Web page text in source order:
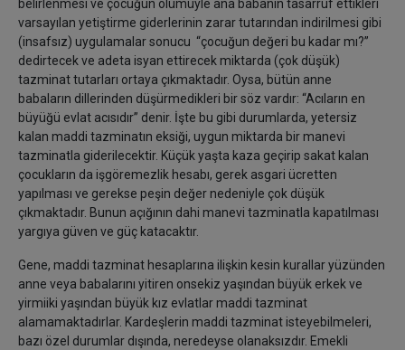
belirlenmesi ve çocuğun ölümüyle ana babanın tasarruf ettikleri
varsayılan yetiştirme giderlerinin zarar tutarından indirilmesi gibi
(insafsız) uygulamalar sonucu “çocuğun değeri bu kadar mı?”
dedirtecek ve adeta isyan ettirecek miktarda (çok düşük)
tazminat tutarları ortaya çıkmaktadır. Oysa, bütün anne
babaların dillerinden düşürmedikleri bir söz vardır: “Acıların en
büyüğü evlat acısıdır” denir. İşte bu gibi durumlarda, yetersiz
kalan maddi tazminatın eksiği, uygun miktarda bir manevi
tazminatla giderilecektir. Küçük yaşta kaza geçirip sakat kalan
çocukların da işgöremezlik hesabı, gerek asgari ücretten
yapılması ve gerekse peşin değer nedeniyle çok düşük
çıkmaktadır. Bunun açığının dahi manevi tazminatla kapatılması
yargıya güven ve güç katacaktır.
Gene, maddi tazminat hesaplarına ilişkin kesin kurallar yüzünden
anne veya babalarını yitiren onsekiz yaşından büyük erkek ve
yirmiiki yaşından büyük kız evlatlar maddi tazminat
alamamaktadırlar. Kardeşlerin maddi tazminat isteyebilmeleri,
bazı özel durumlar dışında, neredeyse olanaksızdır. Emekli